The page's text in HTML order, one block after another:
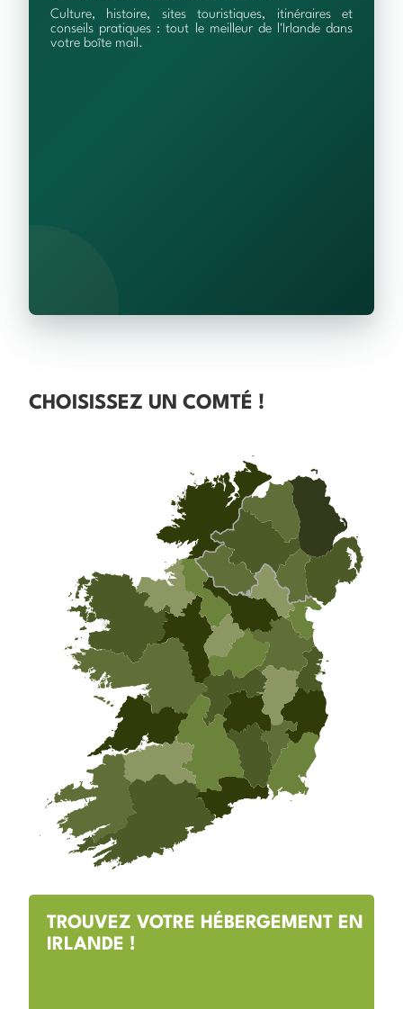
Culture, histoire, sites touristiques, itinéraires et
conseils pratiques : tout le meilleur de l'Irlande dans
votre boîte mail.
CHOISISSEZ UN COMTÉ !
TROUVEZ VOTRE HÉBERGEMENT EN
IRLANDE !